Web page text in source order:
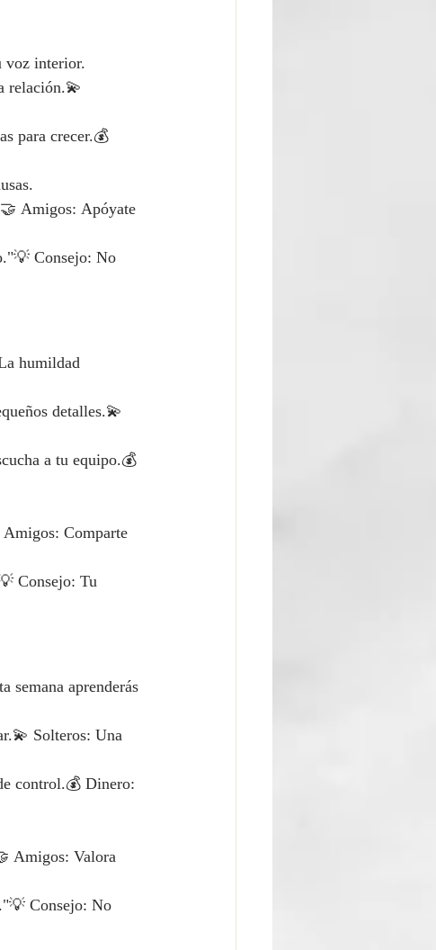
voz interior.
relación.💫
para crecer.💰
Amigos: Apóyate
Consejo: No
humildad
detalles.💫
a tu equipo.💰
Comparte
Consejo: Tu
aprenderás
Solteros: Una
control.💰 Dinero:
Amigos: Valora
Consejo: No